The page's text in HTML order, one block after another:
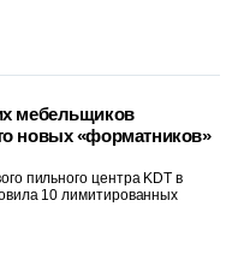
мебельщиков
новых «форматников»
пильного центра KDT в
10 лимитированных